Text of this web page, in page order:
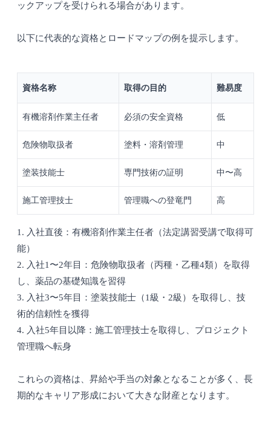
ックアップを受けられる場合があります。
以下に代表的な資格とロードマップの例を提示します。
資格名称 取得の目的 難易度
有機溶剤作業主任者 必須の安全資格 低
危険物取扱者 塗料・溶剤管理 中
塗装技能士 専門技術の証明 中〜高
施工管理技士 管理職への登竜門 高
1. 入社直後：有機溶剤作業主任者（法定講習受講で取得可
能）
2. 入社1〜2年目：危険物取扱者（丙種・乙種4類）を取得
し、薬品の基礎知識を習得
3. 入社3〜5年目：塗装技能士（1級・2級）を取得し、技
術的信頼性を獲得
4. 入社5年目以降：施工管理技士を取得し、プロジェクト
管理職へ転身
これらの資格は、昇給や手当の対象となることが多く、長
期的なキャリア形成において大きな財産となります。